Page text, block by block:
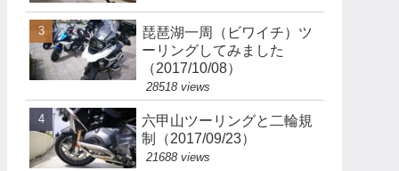
琵琶湖一周（ビワイチ）ツ
ーリングしてみました
（2017/10/08）
28518 views
六甲山ツーリングと二輪規
制（2017/09/23）
21688 views